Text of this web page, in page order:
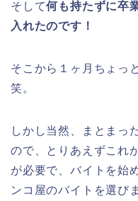
そして何も持たずに卒
入れたのです！
そこから１ヶ月ちょっ
笑。
しかし当然、まとまっ
ので、とりあえずこれ
が必要で、バイトを始
ンコ屋のバイトを選び